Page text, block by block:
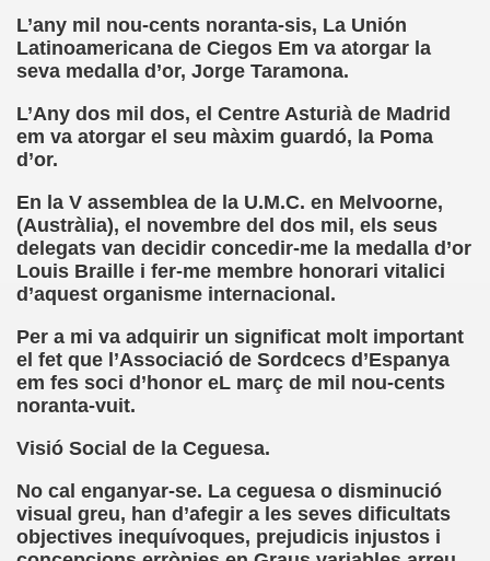
L’any mil nou-cents noranta-sis, La Unión
Latinoamericana de Ciegos Em va atorgar la
seva medalla d’or, Jorge Taramona.
L’Any dos mil dos, el Centre Asturià de Madrid
em va atorgar el seu màxim guardó, la Poma
d’or.
En la V assemblea de la U.M.C. en Melvoorne,
(Austràlia), el novembre del dos mil, els seus
delegats van decidir concedir-me la medalla d’or
Louis Braille i fer-me membre honorari vitalici
d’aquest organisme internacional.
Per a mi va adquirir un significat molt important
el fet que l’Associació de Sordcecs d’Espanya
em fes soci d’honor eL març de mil nou-cents
noranta-vuit.
Visió Social de la Ceguesa.
No cal enganyar-se. La ceguesa o disminució
visual greu, han d’afegir a les seves dificultats
objectives inequívoques, prejudicis injustos i
Baja Visión, del Libro Nada sobre Nosotros sin
Companyia de Músics Cecs en 1647 (Arxiu Històric de
2018 (Comisión Braille Latinoamericana)
Iberoamericana del Braille, 1999 (Pedro A. Zurita
(Jesús Alberto Gil Pardo)
Lucía (Cat Yuste)
Moese y Javier Fran)